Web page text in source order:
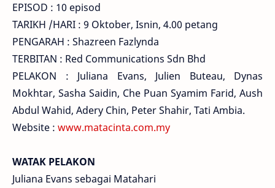
EPISOD : 10 episod
TARIKH /HARI : 9 Oktober, Isnin, 4.00 petang
PENGARAH : Shazreen Fazlynda
TERBITAN : Red Communications Sdn Bhd
PELAKON : Juliana Evans, Julien Buteau, Dynas
Mokhtar, Sasha Saidin, Che Puan Syamim Farid, Aush
Abdul Wahid, Adery Chin, Peter Shahir, Tati Ambia.
Website : www.matacinta.com.my
WATAK PELAKON
Juliana Evans sebagai Matahari